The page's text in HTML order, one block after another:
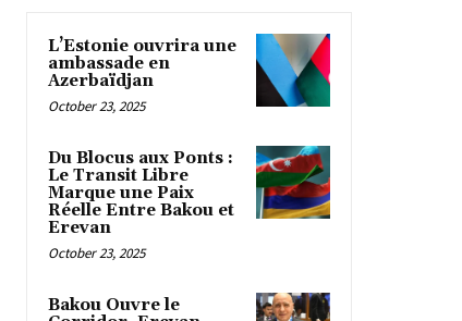
L’Estonie ouvrira une
ambassade en
Azerbaïdjan
October 23, 2025
Du Blocus aux Ponts :
Le Transit Libre
Marque une Paix
Réelle Entre Bakou et
Erevan
October 23, 2025
Bakou Ouvre le